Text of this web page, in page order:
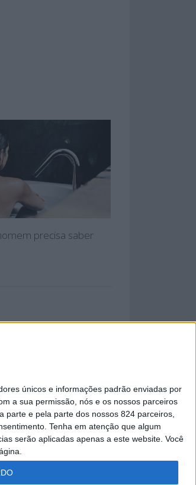
únicos e informações padrão enviadas por
a sua permissão, nós e os nossos parceiros
e pela parte dos nossos 824 parceiros,
Tenha em atenção que algum
serão aplicadas apenas a este website. Você
precisa saber